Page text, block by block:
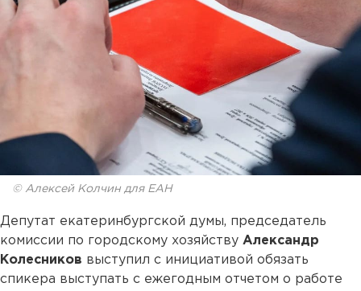
© Алексей Колчин для ЕАН
Депутат екатеринбургской думы, председатель
комиссии по городскому хозяйству Александр
Колесников выступил с инициативой обязать
спикера выступать с ежегодным отчетом о работе